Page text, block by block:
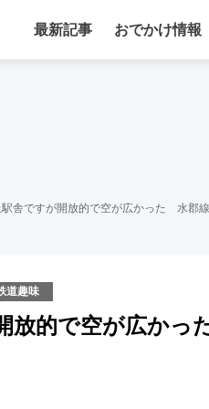
最新記事 おでかけ情報
駅舎ですが開放的で空が広かった 水郡
道趣味
放的で空が広か